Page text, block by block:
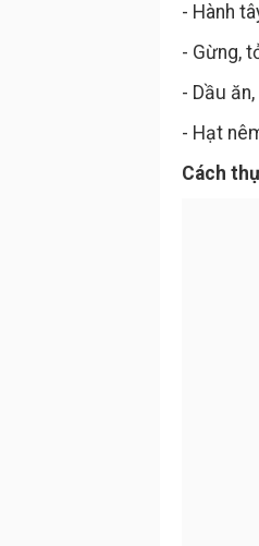
- Hành
- Gừng,
- Dầu
- Hạt
Cách